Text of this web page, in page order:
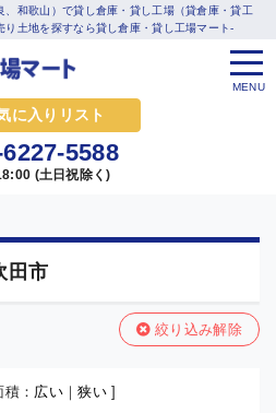
和歌山）で貸し倉庫・貸し工場（貸倉庫・貸工
土地を探すなら貸し倉庫・貸し工場マート-
に入りリスト
5588
(土日祝除く)
MENU
田市
絞り込み解除
： 広い｜狭い]